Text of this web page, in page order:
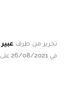
تحرير من طرف عبير
في 26/08/2021 على الساعة 13:00